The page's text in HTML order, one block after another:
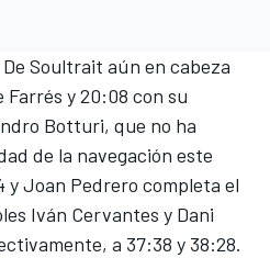
Soultrait aún en cabeza
Farrés y 20:08 con su
Botturi, que no ha
de la navegación este
y Joan Pedrero completa el
Iván Cervantes y Dani
a 37:38 y 38:28.